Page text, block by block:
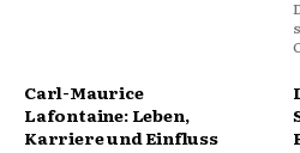
Carl-Maurice
Lafontaine: Leben,
Karriere und Einfluss